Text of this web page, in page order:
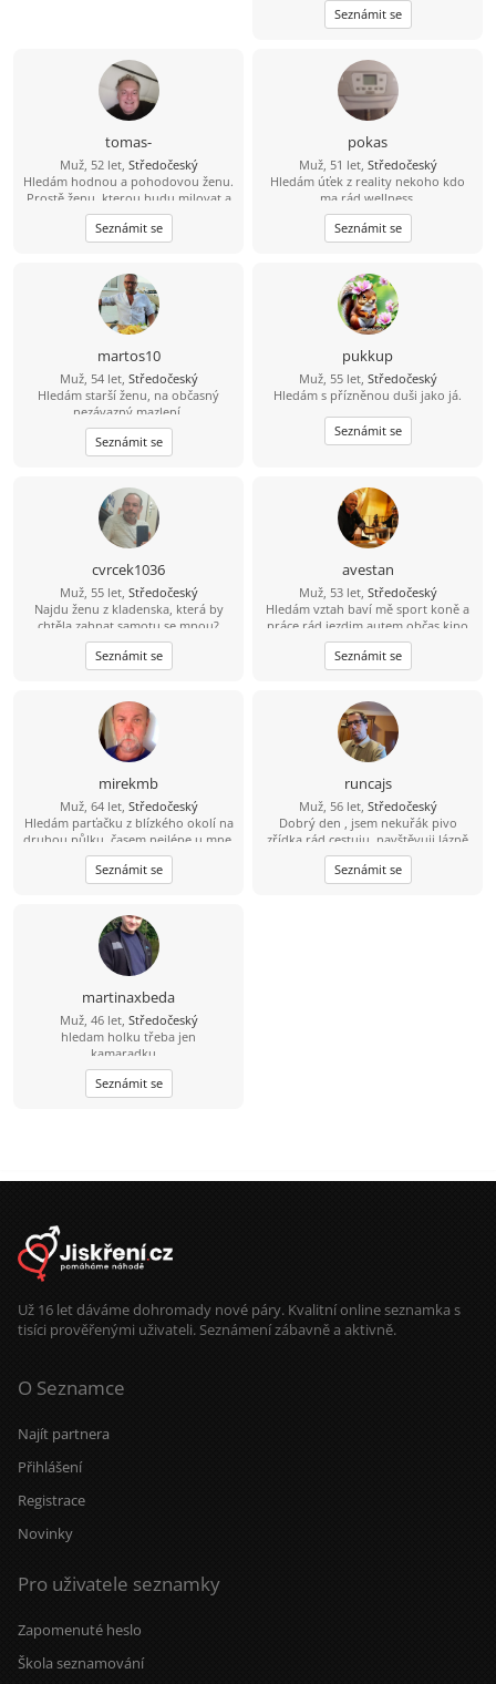
Seznámit se
tomas-
Muž, 52 let, Středočeský
Hledám hodnou a pohodovou ženu.
Prostě ženu, kterou budu milovat a
budu se na ní těšit.
Seznámit se
pokas
Muž, 51 let, Středočeský
Hledám úťek z reality nekoho kdo
ma rád wellness.
Seznámit se
martos10
Muž, 54 let, Středočeský
Hledám starší ženu, na občasný
nezávazný mazlení.
Seznámit se
pukkup
Muž, 55 let, Středočeský
Hledám s přízněnou duši jako já.
Seznámit se
cvrcek1036
Muž, 55 let, Středočeský
Najdu ženu z kladenska, která by
chtěla zahnat samotu se mnou?
Seznámit se
avestan
Muž, 53 let, Středočeský
Hledám vztah baví mě sport koně a
práce rád jezdim autem občas kino
Seznámit se
mirekmb
Muž, 64 let, Středočeský
Hledám parťačku z blízkého okolí na
druhou půlku, časem nejlépe u mne,
nekuřačka, drobná postava
výhodou...
Seznámit se
runcajs
Muž, 56 let, Středočeský
Dobrý den , jsem nekuřák pivo
zřídka rád cestuju ,navštěvuji lázně
ale sám .Záliby kolo ,auta, procházky
divadlo a dobré jídlo
Seznámit se
martinaxbeda
Muž, 46 let, Středočeský
hledam holku třeba jen
kamaradku...
Seznámit se
Už 16 let dáváme dohromady nové páry. Kvalitní online seznamka s
tisíci prověřenými uživateli. Seznámení zábavně a aktivně.
O Seznamce
Najít partnera
Přihlášení
Registrace
Novinky
Pro uživatele seznamky
Zapomenuté heslo
Škola seznamování